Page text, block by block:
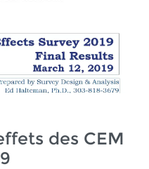
des CEM